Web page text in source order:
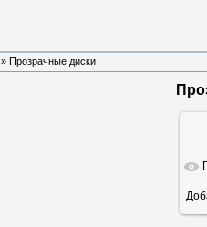
» Прозрачные диски